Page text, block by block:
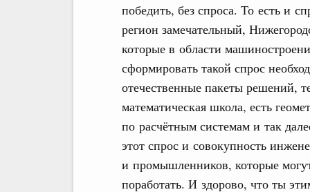
победить, без спроса. То есть и
регион замечательный,
которые в области
сформировать такой спрос
отечественные пакеты решений,
математическая школа, есть
по расчётным системам и так
этот спрос и совокупность
и промышленников, которые
поработать. И здорово, что ты